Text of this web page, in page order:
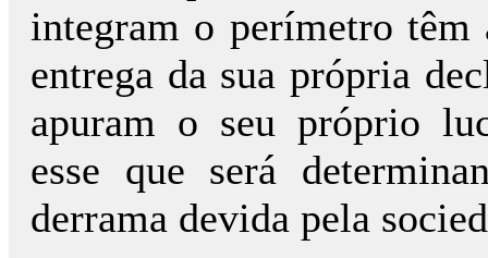
integram o perímetro têm
entrega da sua própria
apuram o seu próprio
esse que será
derrama devida pela